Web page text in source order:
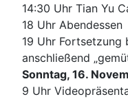
14:30 Uhr Tian Yu
18 Uhr Abendessen
19 Uhr Fortsetzung
anschließend
Sonntag, 16.
9 Uhr